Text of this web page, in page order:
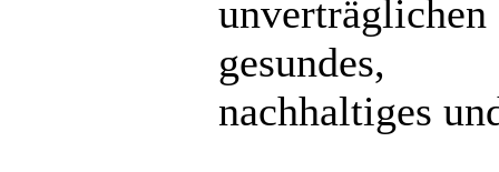
gesundes,
nachhaltiges